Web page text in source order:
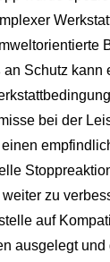
Schutz kann
bei der
zu
auf
ausgelegt